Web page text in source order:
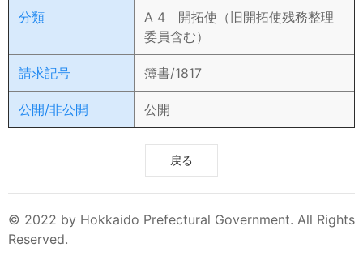
分類
A 4 開拓使（旧開拓使残務整理
委員含む）
請求記号 簿書/1817
公開/非公開 公開
戻る
© 2022 by Hokkaido Prefectural Government. All Rights
Reserved.